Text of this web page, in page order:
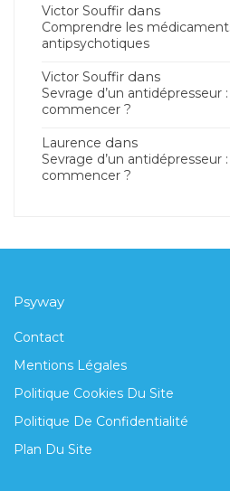
Victor Souffir dans
Comprendre les
antipsychotiques
Victor Souffir dans
Sevrage d’un
commencer ?
Laurence dans
Sevrage d’un
commencer ?
Psyway
Contact
Mentions Légales
Politique Cookies Du Site
Politique De Confidentialité
Plan Du Site